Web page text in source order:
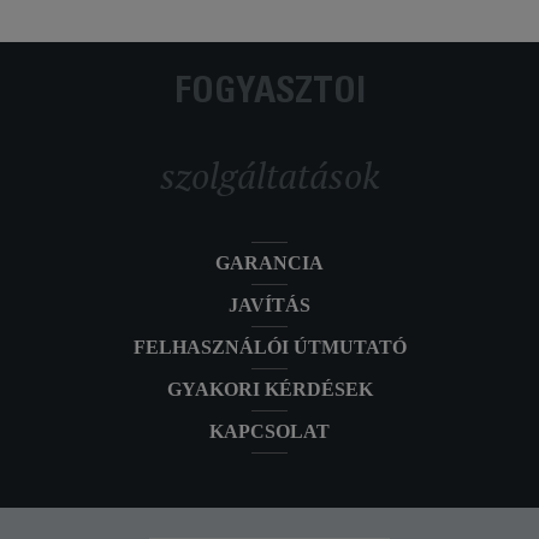
FOGYASZTÓI
szolgáltatások
GARANCIA
JAVÍTÁS
FELHASZNÁLÓI ÚTMUTATÓ
GYAKORI KÉRDÉSEK
KAPCSOLAT